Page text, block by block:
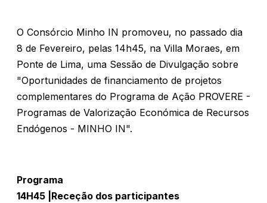
O Consórcio Minho IN promoveu, no passado dia
8 de Fevereiro, pelas 14h45, na Villa Moraes, em
Ponte de Lima, uma Sessão de Divulgação sobre
"Oportunidades de financiamento de projetos
complementares do Programa de Ação PROVERE -
Programas de Valorização Económica de Recursos
Endógenos - MINHO IN".
Programa
14H45 |Receção dos participantes